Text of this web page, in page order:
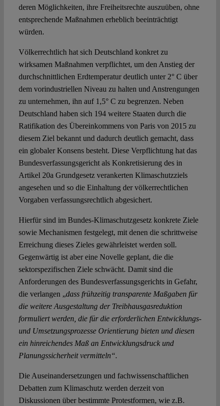
deren Möglichkeiten, ihre Freiheitsrechte auszuüben, ohne
entsprechende Maßnahmen erheblich beeinträchtigt
würden.
Völkerrechtlich hat sich Deutschland konkret zu
wirksamen Maßnahmen verpflichtet, um den Anstieg der
durchschnittlichen Erdtemperatur deutlich unter 2° C über
dem vorindustriellen Niveau zu halten und Anstrengungen
zu unternehmen, ihn auf 1,5° C zu begrenzen. Neben
Deutschland haben sich 194 weitere Staaten durch die
Ratifikation des Übereinkommens von Paris von 2015 zu
diesem Ziel bekannt und dadurch deutlich gemacht, dass
ein globaler Konsens besteht. Diese Verpflichtung hat das
Bundesverfassungsgericht als Konkretisierung des in
Artikel 20a Grundgesetz verankerten Klimaschutzziels
angesehen und so die Einhaltung der völkerrechtlichen
Vorgaben verfassungsrechtlich abgesichert.
Hierfür sind im Bundes-Klimaschutzgesetz konkrete Ziele
sowie Mechanismen festgelegt, mit denen die schrittweise
Erreichung dieses Zieles gewährleistet werden soll.
Gegenwärtig ist aber eine Novelle geplant, die die
sektorspezifischen Ziele schwächt. Damit sind die
Anforderungen des Bundesverfassungsgerichts in Gefahr,
die verlangen „dass frühzeitig transparente Maßgaben für
die weitere Ausgestaltung der Treibhausgasreduktion
formuliert werden, die für die erforderlichen Entwicklungs-
und Umsetzungsprozesse Orientierung bieten und diesen
ein hinreichendes Maß an Entwicklungsdruck und
Planungssicherheit vermitteln“.
Die Auseinandersetzungen und fachwissenschaftlichen
Debatten zum Klimaschutz werden derzeit von
Diskussionen über bestimmte Protestformen, wie z.B.